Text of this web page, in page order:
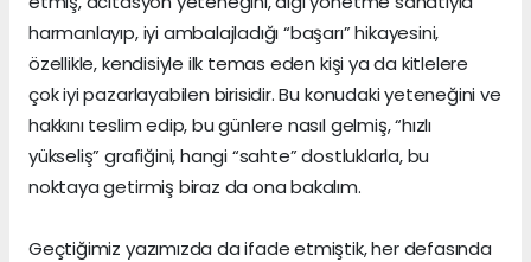
harmanlayıp, iyi ambalajladığı “başarı” hikayesini,
özellikle, kendisiyle ilk temas eden kişi ya da kitlelere
çok iyi pazarlayabilen birisidir. Bu konudaki yeteneğini ve
hakkını teslim edip, bu günlere nasıl gelmiş, “hızlı
yükseliş” grafiğini, hangi “sahte” dostluklarla, bu
noktaya getirmiş biraz da ona bakalım.
Geçtiğimiz yazımızda da ifade etmiştik, her defasında